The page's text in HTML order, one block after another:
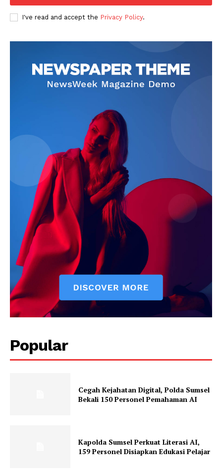
I've read and accept the Privacy Policy.
Popular
Cegah Kejahatan Digital, Polda Sumsel
Bekali 150 Personel Pemahaman AI
Kapolda Sumsel Perkuat Literasi AI,
159 Personel Disiapkan Edukasi Pelajar